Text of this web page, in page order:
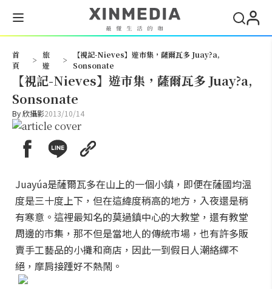
首
頁
>
旅
遊
>
【視記-Nieves】遊市集，薩爾瓦多 Juay?a,
Sonsonate
【視記-Nieves】遊市集，薩爾瓦多 Juay?a,
Sonsonate
By欣攝影2013/10/14
Juayúa是薩爾瓦多在山上的一個小鎮，即便在薩國均溫
度是三十度上下，但在這緯度稍高的地方，入夜還是稍
有寒意。這裡最知名的莫過鎮中心的大教堂，還有教堂
周邊的市集，那不但是當地人的傳統市場，也有許多販
賣手工藝品的小攤和商店，因此一到假日人潮絡繹不
絕，摩肩接踵好不熱鬧。